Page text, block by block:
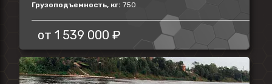
Грузоподъемность, кг: 750
от 1 539 000 ₽